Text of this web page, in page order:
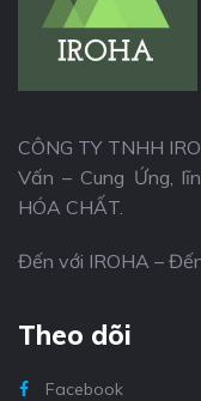
CÔNG TY TNHH
Vấn – Cung Ứng,
HÓA CHẤT.
Đến với IROHA –
Theo dõi
Facebook